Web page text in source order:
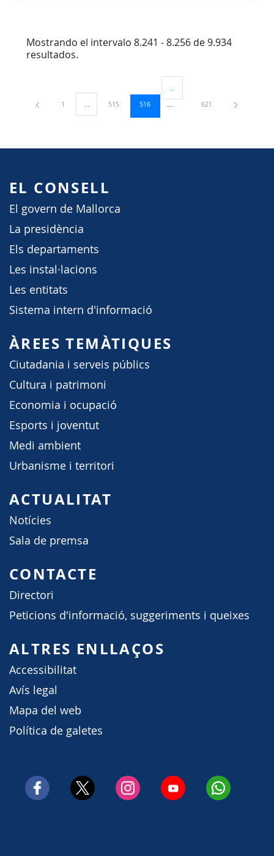
Mostrando el intervalo 8.241 - 8.256 de 9.934
resultados.
Página
1 ...Páginas intermedias Use TAB para desplazarse.
Página
515 Página
516
Páginas intermedias Use TAB
Página
621
EL CONSELL
El govern de Mallorca
La presidència
Els departaments
Les instal·lacions
Les entitats
Sistema intern d'informació
ÀREES TEMÀTIQUES
Ciutadania i serveis públics
Cultura i patrimoni
Economia i ocupació
Esports i joventut
Medi ambient
Urbanisme i territori
ACTUALITAT
Notícies
Sala de premsa
CONTACTE
Directori
Peticions d'informació, suggeriments i queixes
ALTRES ENLLAÇOS
Accessibilitat
Avís legal
Mapa del web
Política de galetes